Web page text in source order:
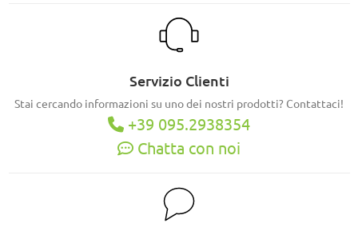
Servizio Clienti
Stai cercando informazioni su uno dei nostri prodotti? Contattaci!
+39 095.2938354
Chatta con noi